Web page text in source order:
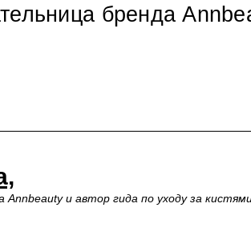
бренда
и автор гида по уходу за